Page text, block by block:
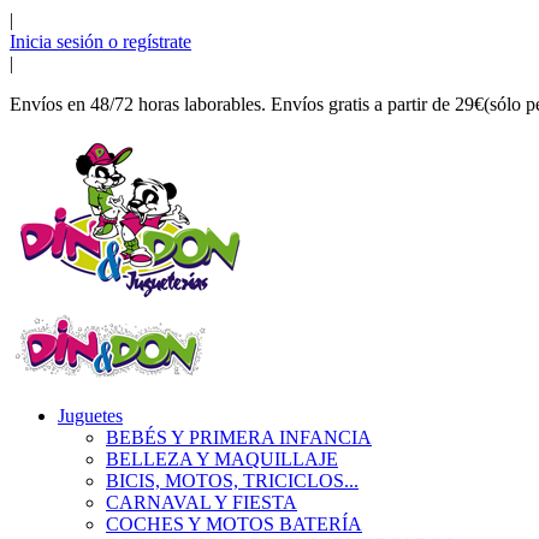
|
Inicia sesión o regístrate
|
Envíos en 48/72 horas laborables. Envíos gratis a partir de 29€(sólo
Juguetes
BEBÉS Y PRIMERA INFANCIA
BELLEZA Y MAQUILLAJE
BICIS, MOTOS, TRICICLOS...
CARNAVAL Y FIESTA
COCHES Y MOTOS BATERÍA